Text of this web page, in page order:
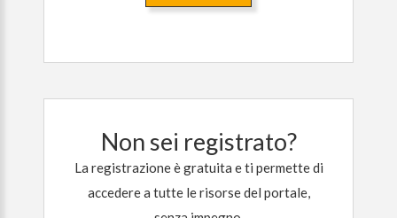
Non sei registrato?
La registrazione è gratuita e ti permette di
accedere a tutte le risorse del portale,